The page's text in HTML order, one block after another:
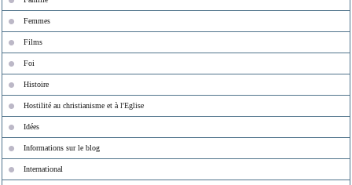
Femmes
Films
Foi
Histoire
Hostilité au christianisme et à l'Eglise
Idées
Informations sur le blog
International